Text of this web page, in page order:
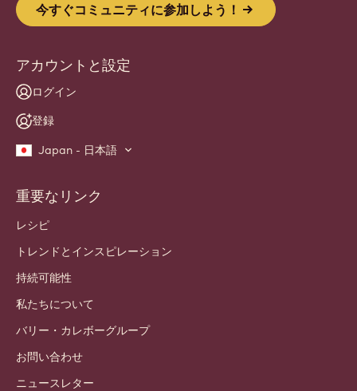
今すぐコミュニティに参加しよう！
アカウントと設定
ログイン
登録
Japan - 日本語
Footer
Callebaut
重要なリンク
レシピ
トレンドとインスピレーション
持続可能性
私たちについて
バリー・カレボーグループ
お問い合わせ
ニュースレター